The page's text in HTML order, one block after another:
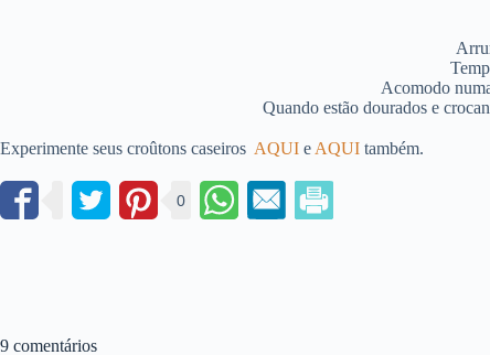
Acomodo
Quando estão dourados e
Experimente seus croûtons caseiros AQUI e AQUI também.
0
9 comentários